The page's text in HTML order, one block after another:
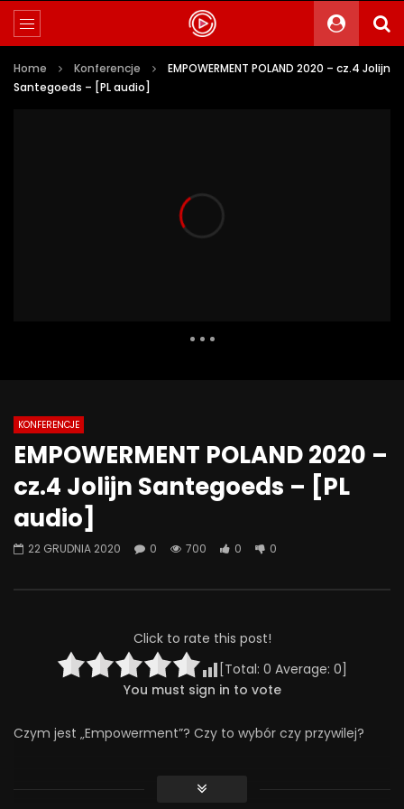
Home Konferencje
EMPOWERMENT POLAND 2020 – cz.4 Jolijn
Santegoeds – [PL audio]
Jak odstawić LEKI? Ostatnia wizyta
– kiedy przestać chodzić do
psychiatry? | Misja Psychiatria
#138
4 LISTOPADA 2025
Jak psychiatrzy i
SZKODZĄ
KONFERENCJE
EMPOWERMENT POLAND 2020 –
cz.4 Jolijn Santegoeds – [PL
audio]
22 GRUDNIA 2020 0 700 0 0
Click to rate this post!
[Total: 0 Average: 0]
You must sign in to vote
Czym jest „Empowerment”? Czy to wybór czy przywilej?